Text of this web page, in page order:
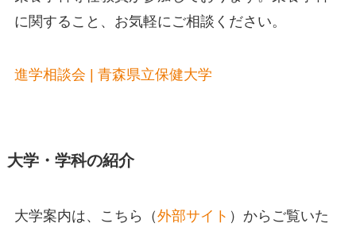
に関すること、お気軽にご相談ください。
進学相談会 | 青森県立保健大学
大学・学科の紹介
大学案内は、こちら（外部サイト ）からご覧いた